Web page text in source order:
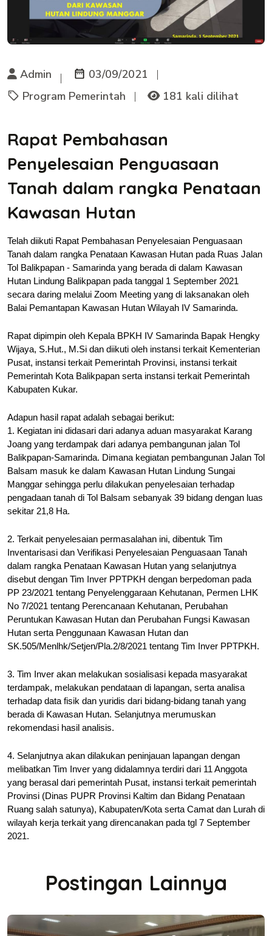
Admin
03/09/2021
Program Pemerintah
181 kali dilihat
Rapat Pembahasan
Penyelesaian Penguasaan
Tanah dalam rangka Penataan
Kawasan Hutan
Telah diikuti Rapat Pembahasan Penyelesaian Penguasaan
Tanah dalam rangka Penataan Kawasan Hutan pada Ruas Jalan
Tol Balikpapan - Samarinda yang berada di dalam Kawasan
Hutan Lindung Balikpapan pada tanggal 1 September 2021
secara daring melalui Zoom Meeting yang di laksanakan oleh
Balai Pemantapan Kawasan Hutan Wilayah IV Samarinda.
Rapat dipimpin oleh Kepala BPKH IV Samarinda Bapak Hengky
Wijaya, S.Hut., M.Si dan diikuti oleh instansi terkait Kementerian
Pusat, instansi terkait Pemerintah Provinsi, instansi terkait
Pemerintah Kota Balikpapan serta instansi terkait Pemerintah
Kabupaten Kukar.
Adapun hasil rapat adalah sebagai berikut:
1. Kegiatan ini didasari dari adanya aduan masyarakat Karang
Joang yang terdampak dari adanya pembangunan jalan Tol
Balikpapan-Samarinda. Dimana kegiatan pembangunan Jalan Tol
Balsam masuk ke dalam Kawasan Hutan Lindung Sungai
Manggar sehingga perlu dilakukan penyelesaian terhadap
pengadaan tanah di Tol Balsam sebanyak 39 bidang dengan luas
sekitar 21,8 Ha.
2. Terkait penyelesaian permasalahan ini, dibentuk Tim
Inventarisasi dan Verifikasi Penyelesaian Penguasaan Tanah
dalam rangka Penataan Kawasan Hutan yang selanjutnya
disebut dengan Tim Inver PPTPKH dengan berpedoman pada
PP 23/2021 tentang Penyelenggaraan Kehutanan, Permen LHK
No 7/2021 tentang Perencanaan Kehutanan, Perubahan
Peruntukan Kawasan Hutan dan Perubahan Fungsi Kawasan
Hutan serta Penggunaan Kawasan Hutan dan
SK.505/Menlhk/Setjen/Pla.2/8/2021 tentang Tim Inver PPTPKH.
3. Tim Inver akan melakukan sosialisasi kepada masyarakat
terdampak, melakukan pendataan di lapangan, serta analisa
terhadap data fisik dan yuridis dari bidang-bidang tanah yang
berada di Kawasan Hutan. Selanjutnya merumuskan
rekomendasi hasil analisis.
4. Selanjutnya akan dilakukan peninjauan lapangan dengan
melibatkan Tim Inver yang didalamnya terdiri dari 11 Anggota
yang berasal dari pemerintah Pusat, instansi terkait pemerintah
Provinsi (Dinas PUPR Provinsi Kaltim dan Bidang Penataan
Ruang salah satunya), Kabupaten/Kota serta Camat dan Lurah di
wilayah kerja terkait yang direncanakan pada tgl 7 September
2021.
Postingan Lainnya